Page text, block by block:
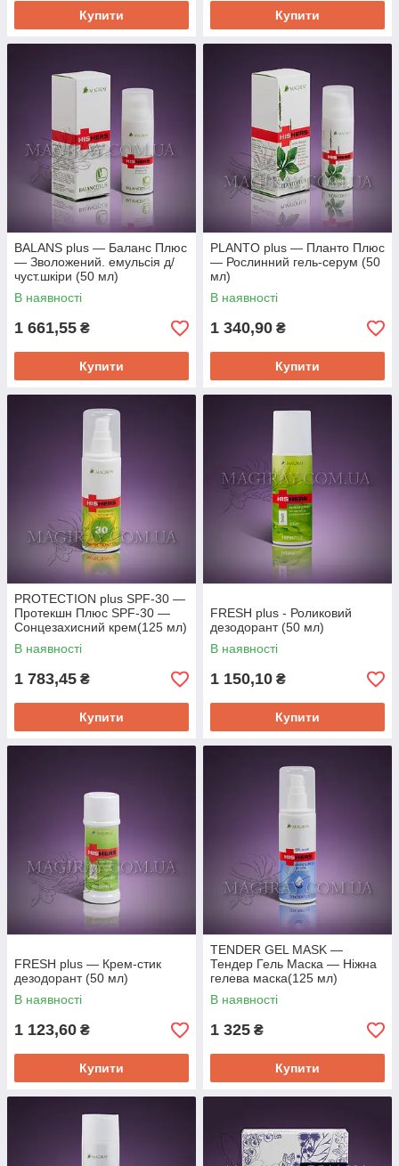
Схема замовлення
Замовлення на сайті або в телефонному
режимі.
2
Консультація з менеджером по
замовленню.
3
Оплата будь-яким зручним для вас
способом.
4
Молодість і здоров'я вашої шкіри і
Вибирайте в нашому каталозі косметичні засоби від
ізраїльського бренду Magiray. Кращий догляд за вашою
шкірою і волоссям!
Купити Купити
BALANS plus — Баланс Плюс
— Зволожений. емульсія д/
чуст.шкіри (50 мл)
В наявності
1 661,55 ₴
Купити
PLANTO plus — Планто Плюс
— Рослинний гель-серум (50
мл)
В наявності
1 340,90 ₴
Купити
PROTECTION plus SPF-30 —
Протекшн Плюс SPF-30 —
Сонцезахисний крем(125 мл)
В наявності
1 783,45 ₴
Купити
FRESH plus - Роликовий
дезодорант (50 мл)
В наявності
1 150,10 ₴
Купити
FRESH plus — Крем-стик
дезодорант (50 мл)
В наявності
1 123,60 ₴
Купити
TENDER GEL MASK —
Тендер Гель Маска — Ніжна
гелева маска(125 мл)
В наявності
1 325 ₴
Купити